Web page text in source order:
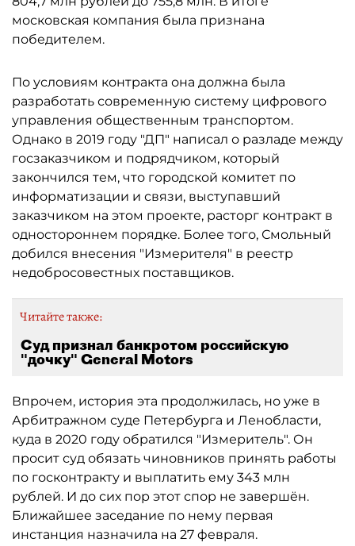
московская компания была признана
победителем.
По условиям контракта она должна была
разработать современную систему цифрового
управления общественным транспортом.
Однако в 2019 году "ДП" написал о разладе между
госзаказчиком и подрядчиком, который
закончился тем, что городской комитет по
информатизации и связи, выступавший
заказчиком на этом проекте, расторг контракт в
одностороннем порядке. Более того, Смольный
добился внесения "Измерителя" в реестр
недобросовестных поставщиков.
Читайте также:
Суд признал банкротом российскую
"дочку" General Motors
Впрочем, история эта продолжилась, но уже в
Арбитражном суде Петербурга и Ленобласти,
куда в 2020 году обратился "Измеритель". Он
просит суд обязать чиновников принять работы
по госконтракту и выплатить ему 343 млн
рублей. И до сих пор этот спор не завершён.
Ближайшее заседание по нему первая
инстанция назначила на 27 февраля.